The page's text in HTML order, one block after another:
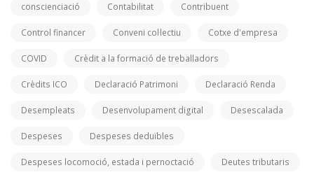
conscienciació Contabilitat Contribuent
Control financer Conveni col·lectiu Cotxe d'empresa
COVID Crèdit a la formació de treballadors
Crèdits ICO Declaració Patrimoni Declaració Renda
Desempleats Desenvolupament digital Desescalada
Despeses Despeses deduïbles
Despeses locomoció, estada i pernoctació Deutes tributaris